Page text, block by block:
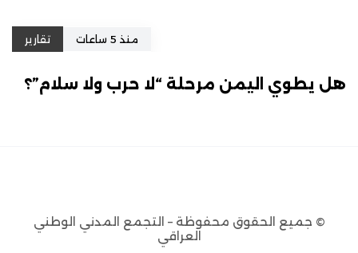
منذ 5 ساعات تقارير
هل يطوي اليمن مرحلة “لا حرب ولا سلام”؟
© جميع الحقوق محفوظة – التجمع المدني الوطني
العراقي